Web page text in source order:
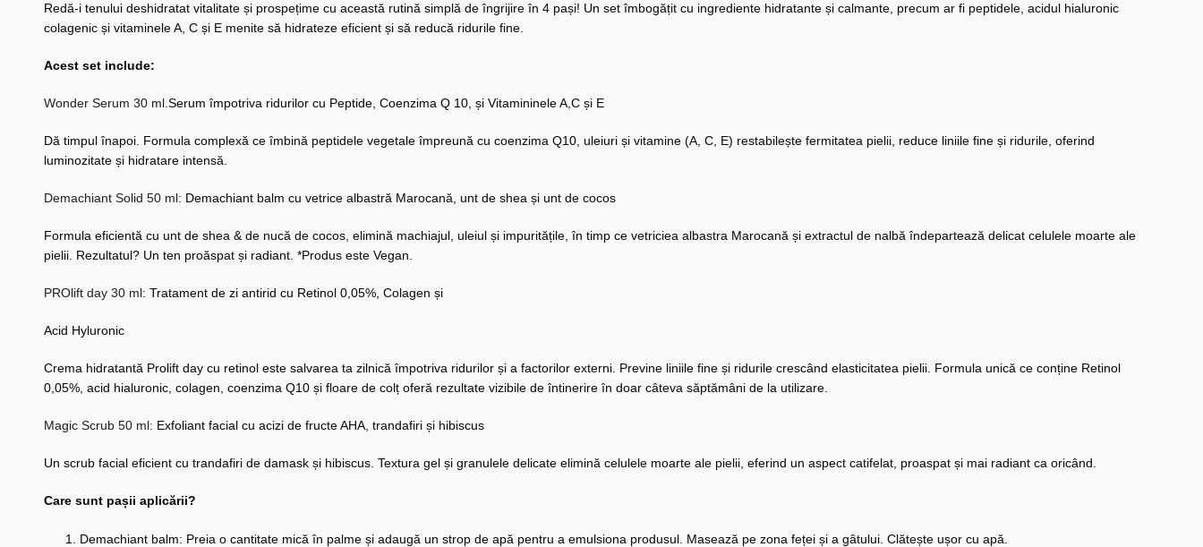
Redă-i tenului deshidratat vitalitate și prospețime cu această rutină simplă de îngrijire în 4 pași! Un set îmbogățit cu ingrediente hidratante și calmante, precum ar fi peptidele, acidul hialuronic
colagenic și vitaminele A, C și E menite să hidrateze eficient și să reducă ridurile fine.
Acest set include:
Wonder Serum 30 ml. Serum împotriva ridurilor cu Peptide, Coenzima Q 10, și Vitamininele A,C și E
Dă timpul înapoi. Formula complexă ce îmbină peptidele vegetale împreună cu coenzima Q10, uleiuri și vitamine (A, C, E) restabilește fermitatea pielii, reduce liniile fine și ridurile, oferind
luminozitate și hidratare intensă.
Demachiant Solid 50 ml: Demachiant balm cu vetrice albastră Marocană, unt de shea și unt de cocos
Formula eficientă cu unt de shea & de nucă de cocos, elimină machiajul, uleiul și impuritățile, în timp ce vetriciea albastra Marocană și extractul de nalbă îndepartează delicat celulele moarte ale
pielii. Rezultatul? Un ten proăspat și radiant. *Produs este Vegan.
PROlift day 30 ml: Tratament de zi antirid cu Retinol 0,05%, Colagen și
Acid Hyluronic
Crema hidratantă Prolift day cu retinol este salvarea ta zilnică împotriva ridurilor și a factorilor externi. Previne liniile fine și ridurile crescând elasticitatea pielii. Formula unică ce conține Retinol
0,05%, acid hialuronic, colagen, coenzima Q10 și floare de colț oferă rezultate vizibile de întinerire în doar câteva săptămâni de la utilizare.
Magic Scrub 50 ml: Exfoliant facial cu acizi de fructe AHA, trandafiri și hibiscus
Un scrub facial eficient cu trandafiri de damask și hibiscus. Textura gel și granulele delicate elimină celulele moarte ale pielii, eferind un aspect catifelat, proaspat și mai radiant ca oricând.
Care sunt pașii aplicării?
Demachiant balm: Preia o cantitate mică în palme și adaugă un strop de apă pentru a emulsiona produsul. Masează pe zona feței și a gâtului. Clătește ușor cu apă.